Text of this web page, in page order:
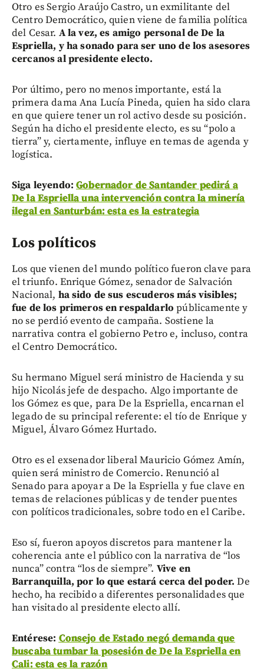
Otro es Sergio Araújo Castro, un exmilitante del
Centro Democrático, quien viene de familia política
del Cesar. A la vez, es amigo personal de De la
Espriella, y ha sonado para ser uno de los asesores
cercanos al presidente electo.
Por último, pero no menos importante, está la
primera dama Ana Lucía Pineda, quien ha sido clara
en que quiere tener un rol activo desde su posición.
Según ha dicho el presidente electo, es su “polo a
tierra” y, ciertamente, influye en temas de agenda y
logística.
Siga leyendo:Gobernador de Santander pedirá a
De la Espriella una intervención contra la minería
ilegal en Santurbán: esta es la estrategia
Los políticos
Los que vienen del mundo político fueron clave para
el triunfo. Enrique Gómez, senador de Salvación
Nacional, ha sido de sus escuderos más visibles;
fue de los primeros en respaldarlo públicamente y
no se perdió evento de campaña. Sostiene la
narrativa contra el gobierno Petro e, incluso, contra
el Centro Democrático.
Su hermano Miguel será ministro de Hacienda y su
hijo Nicolás jefe de despacho. Algo importante de
los Gómez es que, para De la Espriella, encarnan el
legado de su principal referente: el tío de Enrique y
Miguel, Álvaro Gómez Hurtado.
Otro es el exsenador liberal Mauricio Gómez Amín,
quien será ministro de Comercio. Renunció al
Senado para apoyar a De la Espriella y fue clave en
temas de relaciones públicas y de tender puentes
con políticos tradicionales, sobre todo en el Caribe.
Eso sí, fueron apoyos discretos para mantener la
coherencia ante el público con la narrativa de “los
nunca” contra “los de siempre”. Vive en
Barranquilla, por lo que estará cerca del poder.De
hecho, ha recibido a diferentes personalidades que
han visitado al presidente electo allí.
Entérese: Consejo de Estado negó demanda que
buscaba tumbar la posesión de De la Espriella en
Cali: esta es la razón